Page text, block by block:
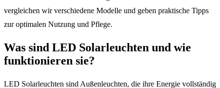
vergleichen wir verschiedene Modelle und geben praktische Tipps
zur optimalen Nutzung und Pflege.
Was sind LED Solarleuchten und wie
funktionieren sie?
LED Solarleuchten sind Außenleuchten, die ihre Energie vollständig